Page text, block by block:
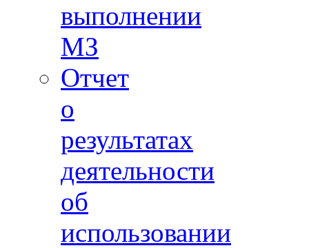
выполнении
МЗ
Отчет
о
результатах
деятельности
об
использовании